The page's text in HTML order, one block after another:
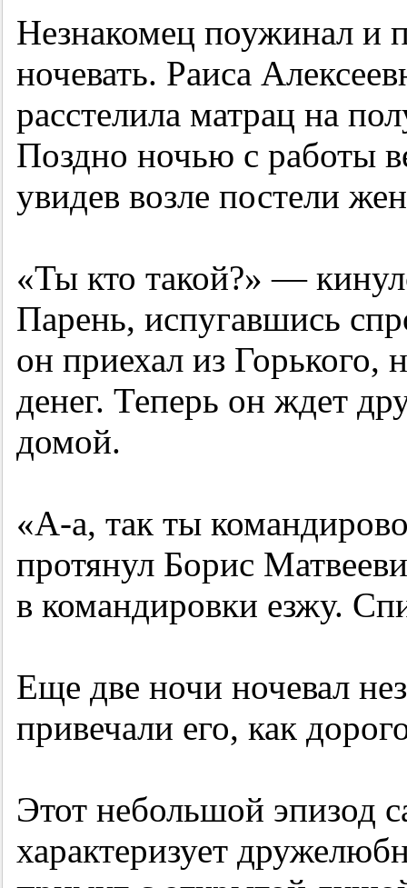
Незнакомец поужинал и
ночевать. Раиса
расстелила матрац на
Поздно ночью с работы
увидев возле постели
«Ты кто такой?» —
Парень, испугавшись
он приехал из Горького,
денег. Теперь он ждет
домой.
«А-а, так ты
протянул Борис
в командировки езжу.
Еще две ночи ночевал
привечали его, как
Этот небольшой эпизод
характеризует